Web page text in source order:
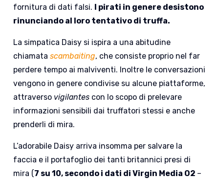
fornitura di dati falsi.
I pirati in genere desistono
rinunciando al loro tentativo di truffa.
La simpatica Daisy si ispira a una abitudine
chiamatascambaiting, che consiste proprio nel far
perdere tempo ai malviventi. Inoltre le conversazioni
vengono in genere condivise su alcune piattaforme,
attraverso vigilantes con lo scopo di prelevare
informazioni sensibili dai truffatori stessi e anche
prenderli di mira.
L’adorabile Daisy arriva insomma per salvare la
faccia e il portafoglio dei tanti britannici presi di
mira (7 su 10, secondo i dati di Virgin Media O2 –